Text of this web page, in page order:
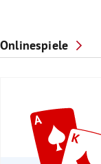
Onlinespiele